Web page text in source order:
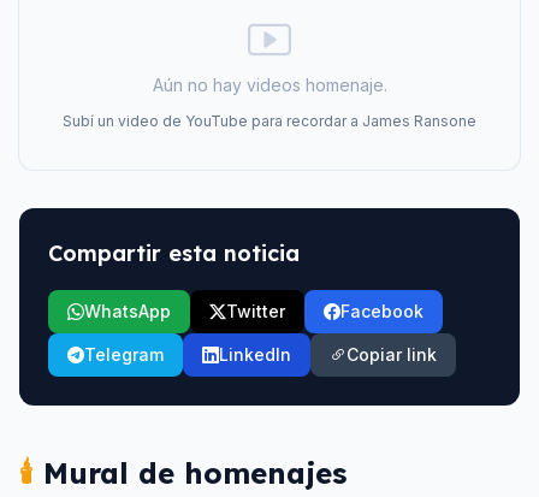
Aún no hay videos homenaje.
Subí un video de YouTube para recordar a James Ransone
Compartir esta noticia
WhatsApp Twitter Facebook
Telegram LinkedIn Copiar link
🕯️ Mural de homenajes